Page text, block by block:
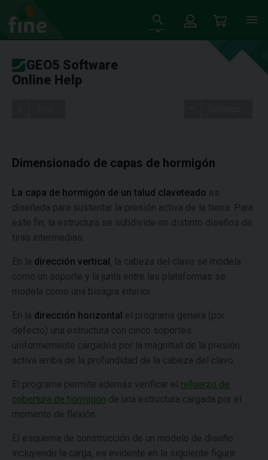
GEO5 Software
Online Help
Dimensionado de capas de hormigón
La capa de hormigón de un talud claveteado es
diseñada para sustentar la presión activa de la tierra. Para
este fin, la estructura se subdivide en distinto diseños de
tiras intermedias.
En la dirección vertical, la cabeza del clavo se modela
como un soporte y la junta entre las plataformas se
modela como una bisagra interior.
En la dirección horizontal el programa genera (por
defecto) una estructura con cinco soportes
uniformemente cargados por la magnitud de la presión
activa arriba de la profundidad de la cabeza del clavo.
El programa permite además verificar el refuerzo de
cobertura de hormigón de una estructura cargada por el
momento de flexión.
El esquema de construcción de un modelo de diseño
incluyendo la carga, es evidente en la siguiente figura: